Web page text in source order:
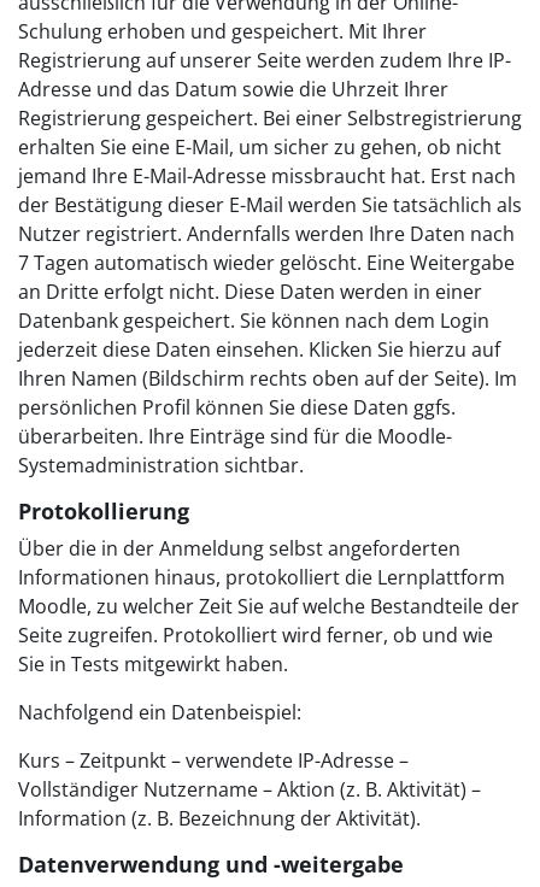
Schulung erhoben und gespeichert. Mit Ihrer
Registrierung auf unserer Seite werden zudem Ihre IP-
Adresse und das Datum sowie die Uhrzeit Ihrer
Registrierung gespeichert. Bei einer Selbstregistrierung
erhalten Sie eine E-Mail, um sicher zu gehen, ob nicht
jemand Ihre E-Mail-Adresse missbraucht hat. Erst nach
der Bestätigung dieser E-Mail werden Sie tatsächlich als
Nutzer registriert. Andernfalls werden Ihre Daten nach
7 Tagen automatisch wieder gelöscht. Eine Weitergabe
an Dritte erfolgt nicht. Diese Daten werden in einer
Datenbank gespeichert. Sie können nach dem Login
jederzeit diese Daten einsehen. Klicken Sie hierzu auf
Ihren Namen (Bildschirm rechts oben auf der Seite). Im
persönlichen Profil können Sie diese Daten ggfs.
überarbeiten. Ihre Einträge sind für die Moodle-
Systemadministration sichtbar.
Protokollierung
Über die in der Anmeldung selbst angeforderten
Informationen hinaus, protokolliert die Lernplattform
Moodle, zu welcher Zeit Sie auf welche Bestandteile der
Seite zugreifen. Protokolliert wird ferner, ob und wie
Sie in Tests mitgewirkt haben.
Nachfolgend ein Datenbeispiel:
Kurs – Zeitpunkt – verwendete IP-Adresse –
Vollständiger Nutzername – Aktion (z. B. Aktivität) –
Information (z. B. Bezeichnung der Aktivität).
Datenverwendung und -weitergabe